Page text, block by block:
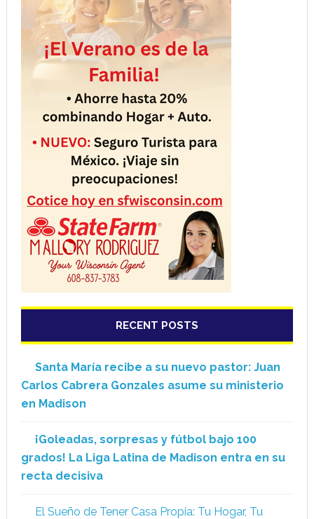
RECENT POSTS
Santa María recibe a su nuevo pastor: Juan
Carlos Cabrera Gonzales asume su ministerio
en Madison
¡Goleadas, sorpresas y fútbol bajo 100
grados! La Liga Latina de Madison entra en su
recta decisiva
El Sueño de Tener Casa Propia: Tu Hogar, Tu